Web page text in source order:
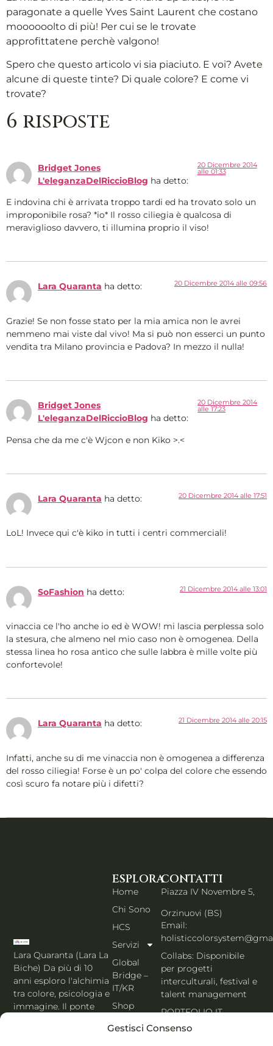
Gestisci Consenso
paragonate a quelle Yves Saint Laurent che costano
moooooolto di più! Per cui se le trovate
approfittatene perchè valgono!
Spero che questo articolo vi sia piaciuto. E voi? Avete
alcune di queste tinte? Di quale colore? E come vi
trovate?
6 risposte
Bridget Jones
L'eleganzaDelRiccioBlog ha detto:
20 Dicembre 2014
alle 01:33
E indovina chi è arrivata troppo tardi ed ha trovato solo un
improponibile rosa? *io* Il rosso ciliegia è qualcosa di
meraviglioso davvero, ti illumina proprio il viso!
Lara Quaranta ha detto: 20 Dicembre 2014 alle 09:56
Grazie! Se non fosse stato per la mia amica non le avrei
nemmeno mai viste dal vivo! Ma si può non esserci un punto
vendita tra Milano provincia e Padova? In mezzo il nulla!
Bridget Jones
L'eleganzaDelRiccioBlog ha detto:
20 Dicembre 2014
alle 17:23
Pensa che da me c'è Wjcon e non Kiko >.<
Lara Quaranta ha detto: 20 Dicembre 2014 alle 17:51
LoL! Invece qui c'è kiko in tutti i centri commerciali!
SoFashion ha detto: 21 Dicembre 2014 alle 13:01
vinaccia ce l'ho anche io ed è WOW! mi lascia perplessa solo
la stesura, che almeno nel mio caso non è omogenea. Della
stessa linea ho rosa antico che sulle labbra è mille volte più
confortevole!
Lara Quaranta ha detto: 21 Dicembre 2014 alle 20:15
Infatti, anche su di me vinaccia non è omogenea a differenza
del rosso ciliegia! Forse è un po' colpa del colore che essendo
così scuro fa notare più i difetti?
Lara Quaranta (Lara La
Biche) Da più di 10
anni esploro l'alchimia
tra colore, psicologia e
immagine. Il ponte
ESPLORA
Home
Chi Sono
HCS
Servizi
Global
Bridge –
IT/KR
Shop
Blog
CONTATTI
Piazza IV Novembre 5,
Orzinuovi (BS)
Email:
Collabs: Disponibile
per progetti
interculturali, festival e
talent management
PORTFOLIO IT